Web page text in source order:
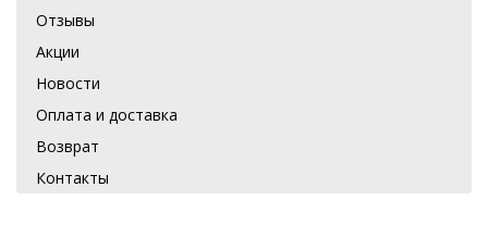
Отзывы
Акции
Новости
Оплата и доставка
Возврат
Контакты